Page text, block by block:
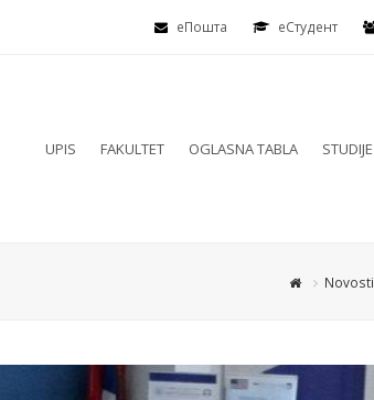
еПошта eСтудент
UPIS FAKULTET OGLASNA TABLA STUDIJE
Novosti